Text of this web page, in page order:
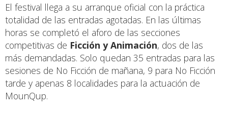
El festival llega a su arranque oficial con la práctica
totalidad de las entradas agotadas. En las últimas
horas se completó el aforo de las secciones
competitivas de Ficción y Animación, dos de las
más demandadas. Solo quedan 35 entradas para las
sesiones de No Ficción de mañana, 9 para No Ficción
tarde y apenas 8 localidades para la actuación de
MounQup.